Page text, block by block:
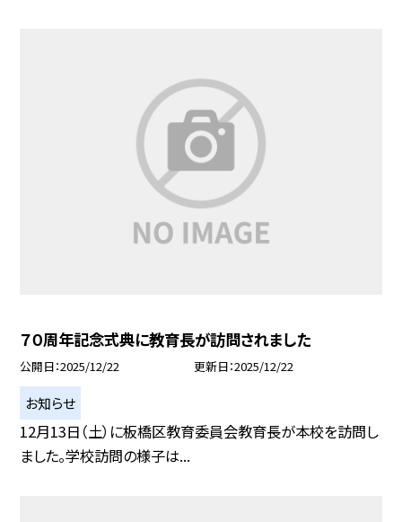
７０周年記念式典に教育長が訪問されました
公開日 2025/12/22 更新日 2025/12/22
お知らせ
12月13日（土）に板橋区教育委員会教育長が本校を訪問し
ました。学校訪問の様子は...